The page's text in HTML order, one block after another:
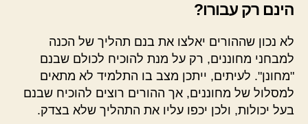
הינם רק עבורו?
לא נכון שההורים יאלצו את בנם תהליך של הכנה
למבחני מחוננים, רק על מנת להוכיח לכולם שבנם
"מחונן". לעיתים, ייתכן מצב בו התלמיד לא מתאים
למסלול של מחוננים, אך ההורים רוצים להוכיח שבנם
בעל יכולות, ולכן יכפו עליו את התהליך שלא בצדק.